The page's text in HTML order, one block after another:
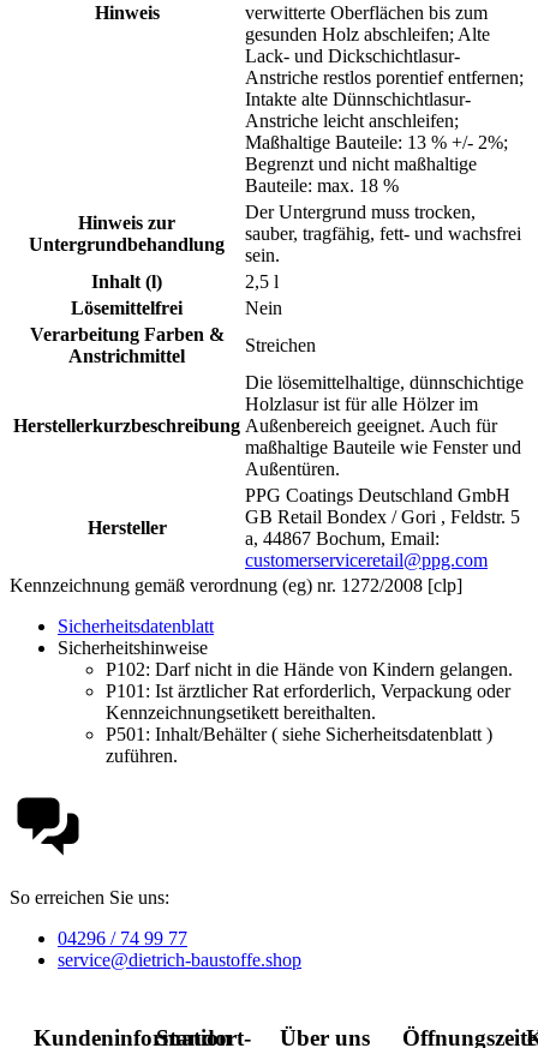
Hinweis
verwitterte Oberflächen bis zum
gesunden Holz abschleifen; Alte
Lack- und Dickschichtlasur-
Anstriche restlos porentief entfernen;
Intakte alte Dünnschichtlasur-
Anstriche leicht anschleifen;
Maßhaltige Bauteile: 13 % +/- 2%;
Begrenzt und nicht maßhaltige
Bauteile: max. 18 %
Hinweis zur
Untergrundbehandlung
Der Untergrund muss trocken,
sauber, tragfähig, fett- und wachsfrei
sein.
Inhalt (l)
2,5 l
Lösemittelfrei
Nein
Verarbeitung Farben &
Anstrichmittel
Streichen
Herstellerkurzbeschreibung
Die lösemittelhaltige, dünnschichtige
Holzlasur ist für alle Hölzer im
Außenbereich geeignet. Auch für
maßhaltige Bauteile wie Fenster und
Außentüren.
Hersteller
PPG Coatings Deutschland GmbH
GB Retail Bondex / Gori , Feldstr. 5
a, 44867 Bochum, Email:
customerserviceretail@ppg.com
Kennzeichnung gemäß verordnung (eg) nr. 1272/2008 [clp]
Sicherheitsdatenblatt
Sicherheitshinweise
P102: Darf nicht in die Hände von Kindern gelangen.
P101: Ist ärztlicher Rat erforderlich, Verpackung oder
Kennzeichnungsetikett bereithalten.
P501: Inhalt/Behälter ( siehe Sicherheitsdatenblatt )
zuführen.
So erreichen Sie uns:
04296 / 74 99 77
service@dietrich-baustoffe.shop
Kundeninformation
Standort- Über uns